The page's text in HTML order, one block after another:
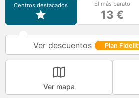
Centros destacados El más barato
13 €
Ver descuentos Plan
Ver mapa